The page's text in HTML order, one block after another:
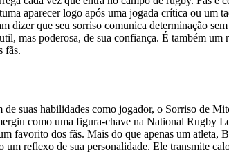
aparecer logo após uma jogada crítica ou um
dizer que seu sorriso comunica determinação
mas poderosa, de sua confiança. É também um
fãs.
suas habilidades como jogador, o Sorriso de
como uma figura-chave na National Rugby
favorito dos fãs. Mais do que apenas um atleta,
reflexo de sua personalidade. Ele transmite